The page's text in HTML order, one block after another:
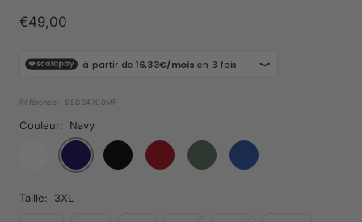
Prix
vente
€49,00
Référence : SSD24700MF
Couleur: Navy
Taille: 3XL